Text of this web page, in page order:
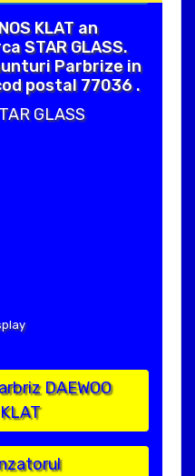
KLAT an
STAR GLASS.
Parbrize in
postal 77036 .
GLASS
DAEWOO